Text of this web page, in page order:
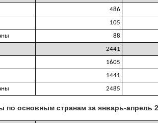
486
105
88
2441
1605
1441
2485
по основным странам за январь-апрель